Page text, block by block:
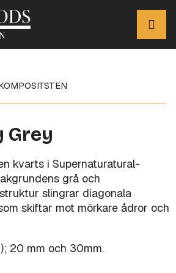
Grey
kvarts i Supernaturatural-
grå och
slingrar diagonala
skiftar mot mörkare ådror och
20 mm och 30mm.